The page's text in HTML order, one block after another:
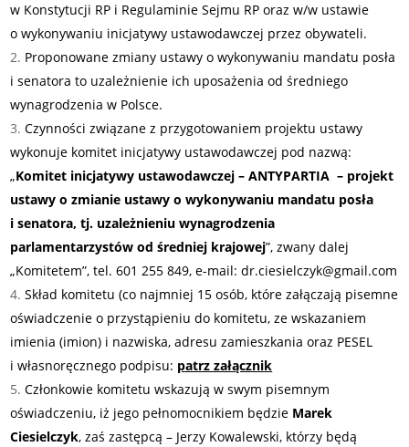
w Konstytucji RP i Regulaminie Sejmu RP oraz w/w ustawie
o wykonywaniu inicjatywy ustawodawczej przez obywateli.
Proponowane zmiany ustawy o wykonywaniu mandatu posła
i senatora to uzależnienie ich uposażenia od średniego
wynagrodzenia w Polsce.
Czynności związane z przygotowaniem projektu ustawy
wykonuje komitet inicjatywy ustawodawczej pod nazwą:
„Komitet inicjatywy ustawodawczej – ANTYPARTIA – projekt
ustawy o zmianie ustawy o wykonywaniu mandatu posła
i senatora, tj. uzależnieniu wynagrodzenia
parlamentarzystów od średniej krajowej”, zwany dalej
„Komitetem”, tel. 601 255 849, e-mail: dr.ciesielczyk@gmail.com
Skład komitetu (co najmniej 15 osób, które załączają pisemne
oświadczenie o przystąpieniu do komitetu, ze wskazaniem
imienia (imion) i nazwiska, adresu zamieszkania oraz PESEL
i własnoręcznego podpisu: patrz załącznik
Członkowie komitetu wskazują w swym pisemnym
oświadczeniu, iż jego pełnomocnikiem będzie Marek
Ciesielczyk, zaś zastępcą – Jerzy Kowalewski, którzy będą